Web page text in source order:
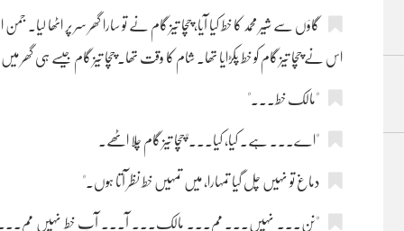
گاؤں سے شیر محمد کا خط کیا آیا، چچا تیز گام نے تو سارا گھر سر پر اٹھا
اس نے چچا تیز گام کو خط پکڑایا تھا۔ شام کا وقت تھا۔ چچا تیز گام جیسے ہی
"مالک خط۔۔۔"
"اے۔۔۔ ہے۔ کیا، کیا۔۔۔"چچا تیز گام چلا اٹھے۔
دماغ تو نہیں چل گیا تمہارا، میں تمہیں خط نظر آتا ہوں۔"
"نن۔۔۔ نہیں۔۔۔ مم۔۔۔ مالک۔۔۔ آ۔۔۔ آپ خط نہیں مم۔۔۔